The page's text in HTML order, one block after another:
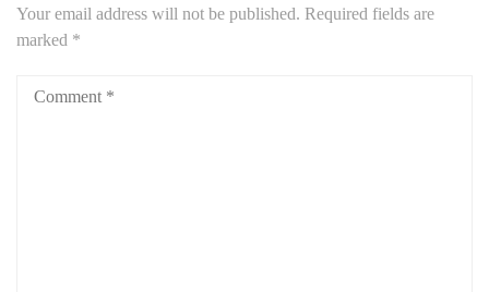
Your email address will not be published. Required fields are
marked *